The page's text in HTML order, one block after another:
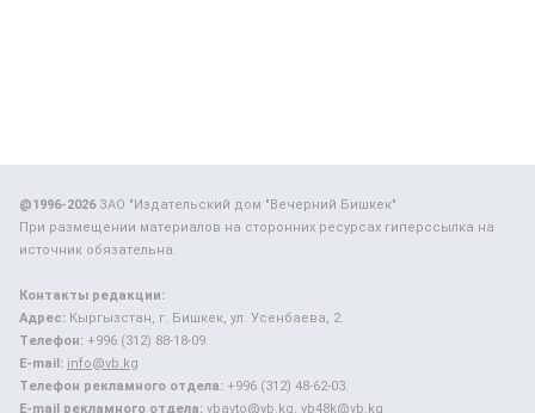
@1996-2026ЗАО "Издательский дом "Вечерний Бишкек"
При размещении материалов на сторонних ресурсах гиперссылка на
источник обязательна.
Контакты редакции:
Адрес: Кыргызстан, г. Бишкек, ул. Усенбаева, 2.
Телефон: +996 (312) 88-18-09.
E-mail: info@vb.kg
Телефон рекламного отдела: +996 (312) 48-62-03.
E-mail рекламного отдела: vbavto@vb.kg, vb48k@vb.kg